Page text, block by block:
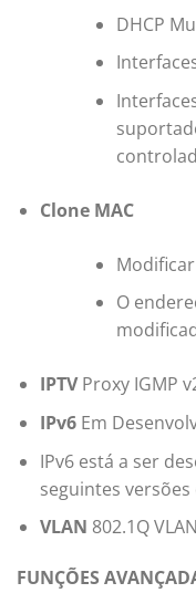
DHCP
Clone MAC
O
IPTVProxy IGMP
IPv6Em
IPv6 está a ser
seguintes
VLAN 802.1Q VLAN
FUNÇÕES